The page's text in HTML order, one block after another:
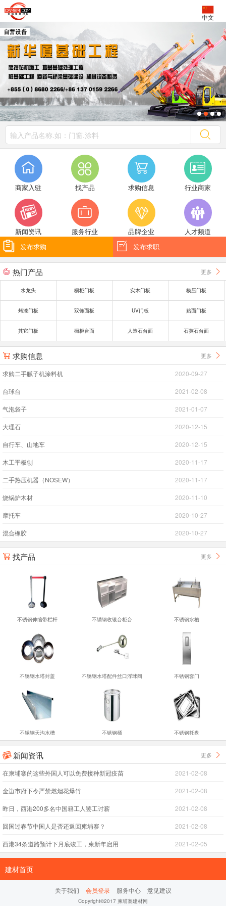
中文

商家入驻

找产品

求购信息

行业商家

新闻资讯

服务行业

品牌企业

人才频道
 发布求购  发布求职
 热门产品 更多 
水龙头 橱柜门板 实木门板 模压门板
烤漆门板 双饰面板 UV门板 贴面门板
其它门板 橱柜台面 人造石台面 石英石台面
 求购信息 更多 
求购二手腻子机涂料机 2020-09-27
台球台 2021-02-08
气泡袋子 2021-01-07
大理石 2020-12-15
自行车、山地车 2020-12-15
木工平板刨 2020-11-17
二手热压机器（NOSEW） 2020-11-17
烧锅炉木材 2020-11-10
摩托车 2020-10-27
混合橡胶 2020-10-27
 找产品 更多 
不锈钢伸缩带栏杆 不锈钢收银台柜台 不锈钢水槽
不锈钢水塔封盖 不锈钢水塔配件丝口浮球阀 不锈钢套门
不锈钢天沟水槽 不锈钢桶 不锈钢托盘
 新闻资讯 更多 
在柬埔寨的这些外国人可以免费接种新冠疫苗 2021-02-08
金边市府下令严禁燃烟花爆竹 2021-02-08
昨日，西港200多名中国籍工人罢工讨薪 2021-02-08
回国过春节中国人是否还返回柬埔寨？ 2021-02-08
西港34条道路预计下月底竣工，柬新年启用 2021-02-05
建材首页
关于我们 会员登录 服务中心 意见建议
Copyright©2017 柬埔寨建材网